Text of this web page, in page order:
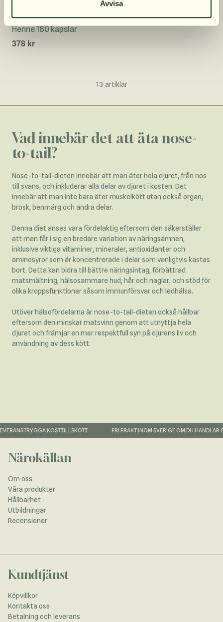
Avvisa
Dense Nötorgan för
Henne 180 kapslar
378 kr
13 artiklar
Vad innebär det att äta nose-
to-tail?
Nose-to-tail-dieten innebär att man äter hela djuret, från nos
till svans, och inkluderar alla delar av djuret i kosten. Det
innebär att man inte bara äter muskelkött utan också organ,
brosk, benmärg och andra delar.
Denna diet anses vara fördelaktig eftersom den säkerställer
att man får i sig en bredare variation av näringsämnen,
inklusive viktiga vitaminer, mineraler, antioxidanter och
aminosyror som är koncentrerade i delar som vanligtvis kastas
bort. Detta kan bidra till bättre näringsintag, förbättrad
matsmältning, hälsosammare hud, hår och naglar, och stöd för
olika kroppsfunktioner såsom immunförsvar och ledhälsa.
Utöver hälsofördelarna är nose-to-tail-dieten också hållbar
eftersom den minskar matsvinn genom att utnyttja hela
djuret och främjar en mer respektfull syn på djurens liv och
användning av dess kött.
TRYGGA KOSTTILLSKOTT FRI FRAKT INOM SVERIGE OM DU HANDLAR
Närokällan
Om oss
Våra produkter
Hållbarhet
Utbildningar
Recensioner
Kundtjänst
Köpvillkor
Kontakta oss
Betalning och leverans